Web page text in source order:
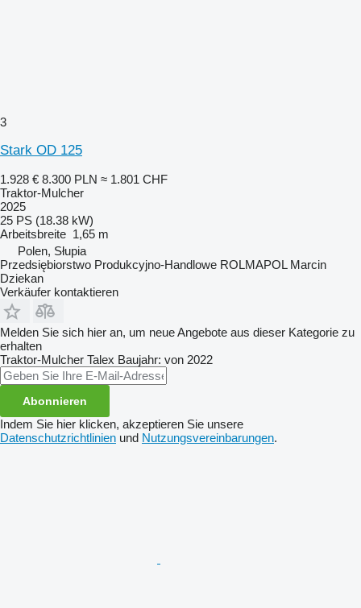
3
Stark OD 125
1.928 € 8.300 PLN ≈ 1.801 CHF
Traktor-Mulcher
2025
25 PS (18.38 kW)
Arbeitsbreite 1,65 m
Polen, Słupia
Przedsiębiorstwo Produkcyjno-Handlowe ROLMAPOL Marcin
Dziekan
Verkäufer kontaktieren
Melden Sie sich hier an, um neue Angebote aus dieser Kategorie zu
erhalten
Traktor-Mulcher Talex Baujahr: von 2022
Abonnieren
Indem Sie hier klicken, akzeptieren Sie unsere
Datenschutzrichtlinien und Nutzungsvereinbarungen.